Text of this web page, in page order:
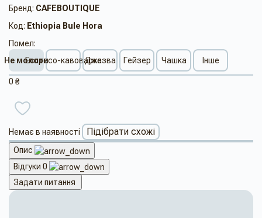
Бренд: CAFEBOUTIQUE
Код: Ethiopia Bule Hora
Помел:
Не молоти
Еспресо-кавоварка
Джезва Гейзер Чашка Інше
0 ₴
Немає в наявності Підібрати схожі
Опис
Відгуки 0
Задати питання